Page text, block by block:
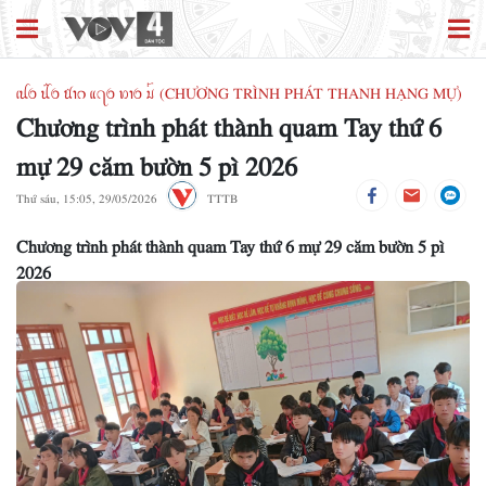
ꪹꪊꪉ ꪊꪲꪉ ꪠꪱꪒ ꪵꪖꪉ ꪭꪱꪉ ꪣꪳ (CHƯƠNG TRÌNH PHÁT THANH HẠNG MỰ)
Chương trình phát thành quam Tay thứ 6
mự 29 căm bườn 5 pì 2026
Thứ sáu, 15:05, 29/05/2026 TTTB
Chương trình phát thành quam Tay thứ 6 mự 29 căm bườn 5 pì
2026